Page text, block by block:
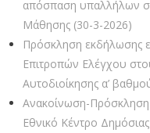
απόσπαση υπαλλήλων
Μάθησης (30-3-2026)
Πρόσκληση εκδήλωσης
Επιτροπών Ελέγχου
Αυτοδιοίκησης α’
Ανακοίνωση-
Εθνικό Κέντρο